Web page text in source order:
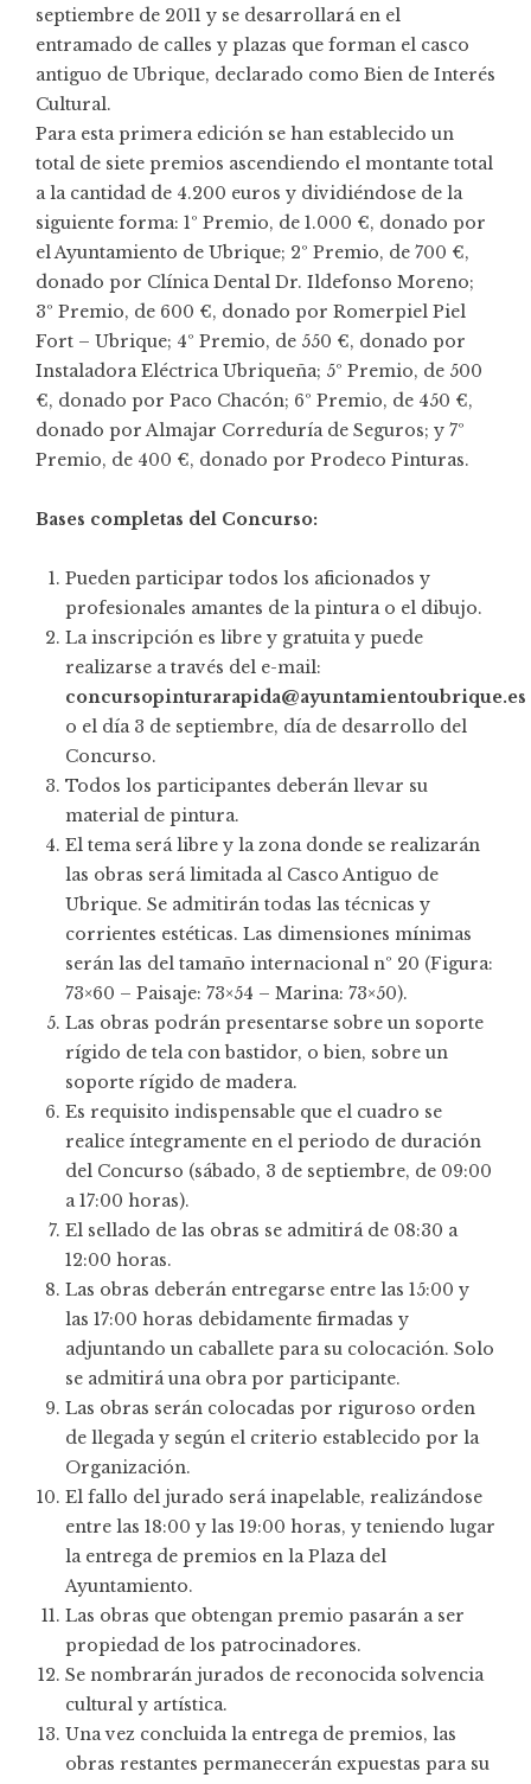
septiembre de 2011 y se desarrollará en el
entramado de calles y plazas que forman el casco
antiguo de Ubrique, declarado como Bien de Interés
Cultural.
Para esta primera edición se han establecido un
total de siete premios ascendiendo el montante total
a la cantidad de 4.200 euros y dividiéndose de la
siguiente forma: 1º Premio, de 1.000 €, donado por
el Ayuntamiento de Ubrique; 2º Premio, de 700 €,
donado por Clínica Dental Dr. Ildefonso Moreno;
3º Premio, de 600 €, donado por Romerpiel Piel
Fort – Ubrique; 4º Premio, de 550 €, donado por
Instaladora Eléctrica Ubriqueña; 5º Premio, de 500
€, donado por Paco Chacón; 6º Premio, de 450 €,
donado por Almajar Correduría de Seguros; y 7º
Premio, de 400 €, donado por Prodeco Pinturas.
Bases completas del Concurso:
Pueden participar todos los aficionados y
profesionales amantes de la pintura o el dibujo.
La inscripción es libre y gratuita y puede
realizarse a través del e-mail:
concursopinturarapida@ayuntamientoubrique.es
o el día 3 de septiembre, día de desarrollo del
Concurso.
Todos los participantes deberán llevar su
material de pintura.
El tema será libre y la zona donde se realizarán
las obras será limitada al Casco Antiguo de
Ubrique. Se admitirán todas las técnicas y
corrientes estéticas. Las dimensiones mínimas
serán las del tamaño internacional nº 20 (Figura:
73×60 – Paisaje: 73×54 – Marina: 73×50).
Las obras podrán presentarse sobre un soporte
rígido de tela con bastidor, o bien, sobre un
soporte rígido de madera.
Es requisito indispensable que el cuadro se
realice íntegramente en el periodo de duración
del Concurso (sábado, 3 de septiembre, de 09:00
a 17:00 horas).
El sellado de las obras se admitirá de 08:30 a
12:00 horas.
Las obras deberán entregarse entre las 15:00 y
las 17:00 horas debidamente firmadas y
adjuntando un caballete para su colocación. Solo
se admitirá una obra por participante.
Las obras serán colocadas por riguroso orden
de llegada y según el criterio establecido por la
Organización.
El fallo del jurado será inapelable, realizándose
entre las 18:00 y las 19:00 horas, y teniendo lugar
la entrega de premios en la Plaza del
Ayuntamiento.
Las obras que obtengan premio pasarán a ser
propiedad de los patrocinadores.
Se nombrarán jurados de reconocida solvencia
cultural y artística.
Una vez concluida la entrega de premios, las
obras restantes permanecerán expuestas para su